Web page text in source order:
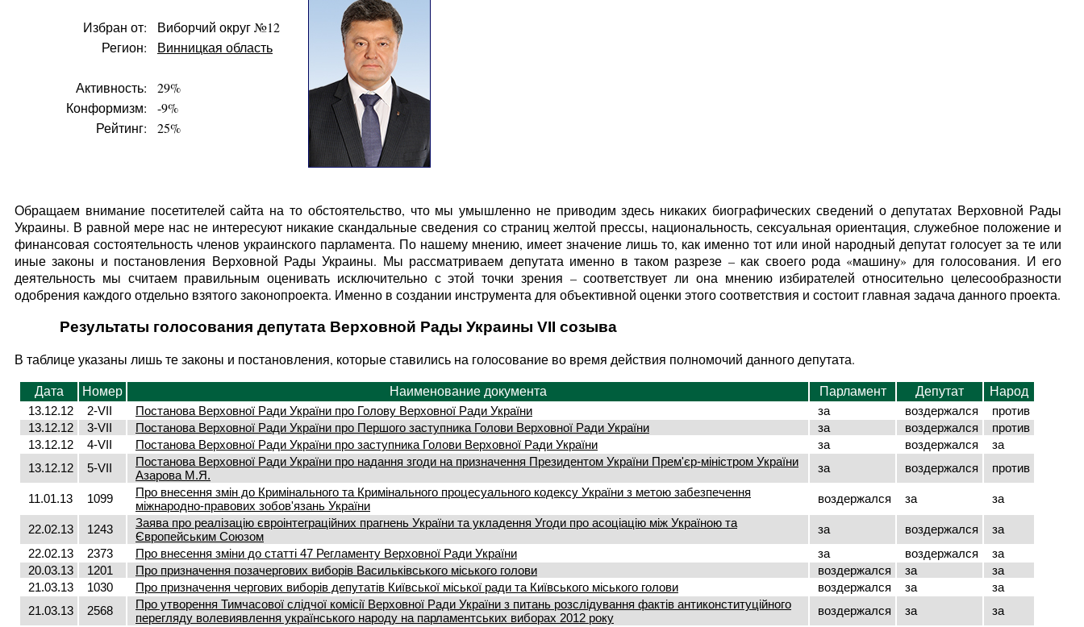
Избран от:
Виборчий округ №12
Регион:
Винницкая область
Активность:
29%
Конформизм:
-9%
Рейтинг:
25%
Обращаем внимание посетителей сайта на то обстоятельство, что мы умышленно не приводим здесь никаких биографических сведений о депутатах Верховной Рады
Украины. В равной мере нас не интересуют никакие скандальные сведения со страниц желтой прессы, национальность, сексуальная ориентация, служебное положение и
финансовая состоятельность членов украинского парламента. По нашему мнению, имеет значение лишь то, как именно тот или иной народный депутат голосует за те или
иные законы и постановления Верховной Рады Украины. Мы рассматриваем депутата именно в таком разрезе – как своего рода «машину» для голосования. И его
деятельность мы считаем правильным оценивать исключительно с этой точки зрения – соответствует ли она мнению избирателей относительно целесообразности
одобрения каждого отдельно взятого законопроекта. Именно в создании инструмента для объективной оценки этого соответствия и состоит главная задача данного проекта.
Результаты голосования депутата Верховной Рады Украины VII созыва
В таблице указаны лишь те законы и постановления, которые ставились на голосование во время действия полномочий данного депутата.
Дата Номер Наименование документа Парламент Депутат
Народ
13.12.12
2-VII Постанова Верховної Ради України про Голову Верховної Ради України за воздержался
против
13.12.12
3-VII Постанова Верховної Ради України про Першого заступника Голови Верховної Ради України за воздержался
против
13.12.12
4-VII Постанова Верховної Ради України про заступника Голови Верховної Ради України за воздержался
за
13.12.12
5-VII
Постанова Верховної Ради України про надання згоди на призначення Президентом України Прем'єр-міністром України
Азарова М.Я.
за воздержался против
11.01.13 1099
Про внесення змін до Кримінального та Кримінального процесуального кодексу України з метою забезпечення
міжнародно-правових зобов'язань України
воздержался за за
22.02.13 1243
Заява про реалізацію євроінтеграційних прагнень України та укладення Угоди про асоціацію між Україною та
Європейським Союзом
за воздержался
за
22.02.13
2373 Про внесення зміни до статті 47 Регламенту Верховної Ради України за воздержался
за
20.03.13
1201 Про призначення позачергових виборів Васильківського міського голови воздержался за
за
21.03.13
1030 Про призначення чергових виборів депутатів Київської міської ради та Київського міського голови воздержался за
за
21.03.13
2568
Про утворення Тимчасової слідчої комісії Верховної Ради України з питань розслідування фактів антиконституційного
перегляду волевиявлення українського народу на парламентських виборах 2012 року
воздержался за
за